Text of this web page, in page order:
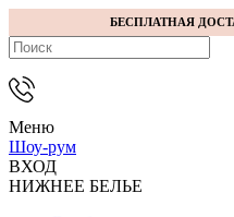
БЕСПЛАТНАЯ
Меню
Шоу-рум
ВХОД
НИЖНЕЕ БЕЛЬЕ